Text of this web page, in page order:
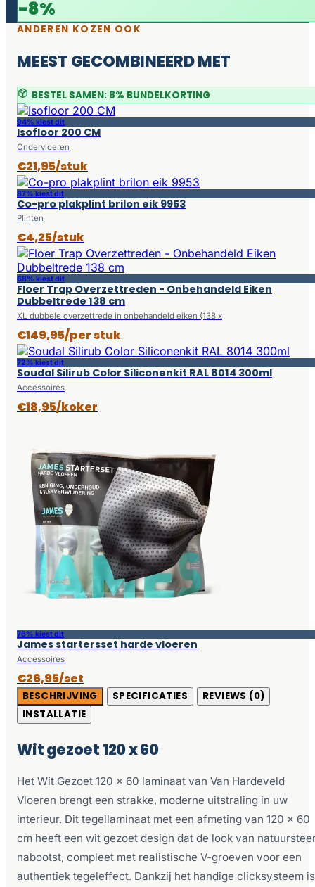
-8%
ANDEREN KOZEN OOK
MEEST GECOMBINEERD MET
BESTEL SAMEN: 8% BUNDELKORTING
94% kiest dit
Isofloor 200 CM
Ondervloeren
€21,95/stuk
87% kiest dit
Co-pro plakplint brilon eik 9953
Plinten
€4,25/stuk
68% kiest dit
Floer Trap Overzettreden - Onbehandeld Eiken
Dubbeltrede 138 cm
XL dubbele overzettrede in onbehandeld eiken (138 x
€149,95/per stuk
72% kiest dit
Soudal Silirub Color Siliconenkit RAL 8014 300ml
Accessoires
€18,95/koker
76% kiest dit
James startersset harde vloeren
Accessoires
€26,95/set
BESCHRIJVING SPECIFICATIES
REVIEWS (0)
INSTALLATIE
Wit gezoet 120 x 60
Het Wit Gezoet 120 x 60 laminaat van Van Hardeveld
Vloeren brengt een strakke, moderne uitstraling in uw
interieur. Dit tegellaminaat met een afmeting van 120 x 60
cm heeft een wit gezoet design dat de look van
nabootst, compleet met realistische V-groeven voor een
authentiek tegeleffect. Dankzij het handige clicksysteem is